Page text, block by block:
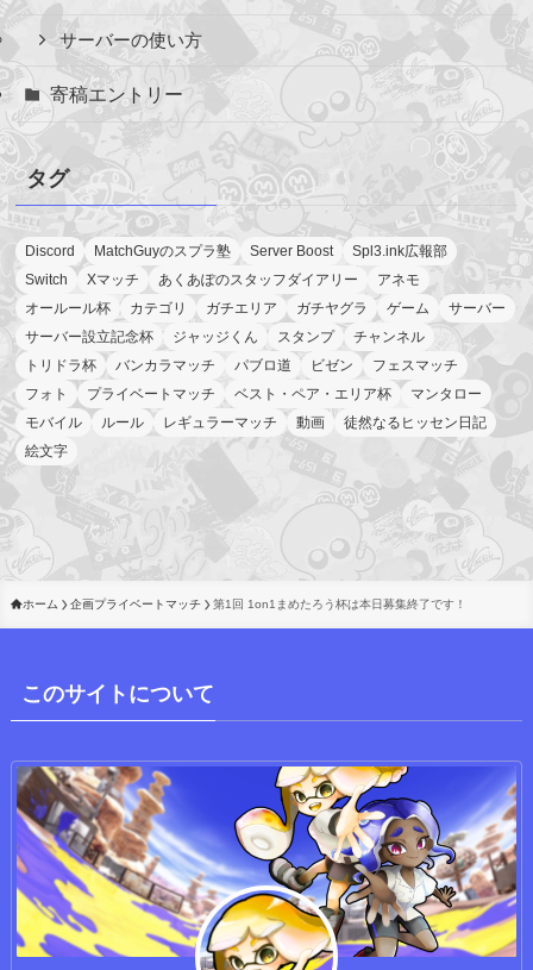
サーバーの使い方
寄稿エントリー
タグ
Discord MatchGuyのスプラ塾 Server Boost
Spl3.ink広報部
Switch
Xマッチ あくあぽのスタッフダイアリー
アネモ
オールール杯
カテゴリ ガチエリア ガチヤグラ ゲーム
サーバー
サーバー設立記念杯
ジャッジくん スタンプ
チャンネル
トリドラ杯
バンカラマッチ パブロ道 ビゼン
フェスマッチ
フォト
プライベートマッチ ベスト・ペア・エリア杯
マンタロー
モバイル
ルール レギュラーマッチ 動画
徒然なるヒッセン日記
絵文字
ホーム 企画プライベートマッチ 第1回 1on1まめたろう杯は本日募集終了です！
このサイトについて